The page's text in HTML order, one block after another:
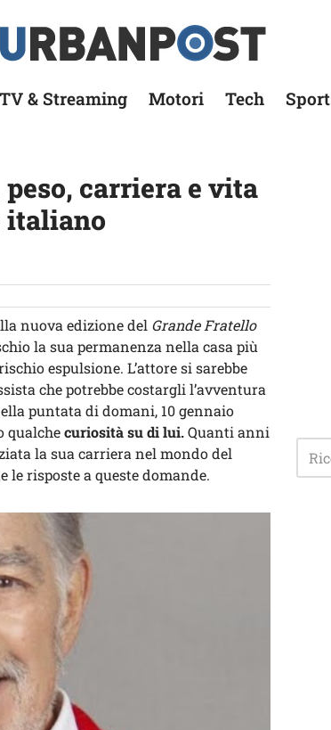
TV & Streaming Motori Tech Sport
carriera e vita
italiano
nuova edizione del Grande Fratello
la sua permanenza nella casa più
espulsione. L’attore si sarebbe
che potrebbe costargli l’avventura
puntata di domani, 10 gennaio
qualchecuriosità su di lui.Quanti anni
la sua carriera nel mondo del
le risposte a queste domande.